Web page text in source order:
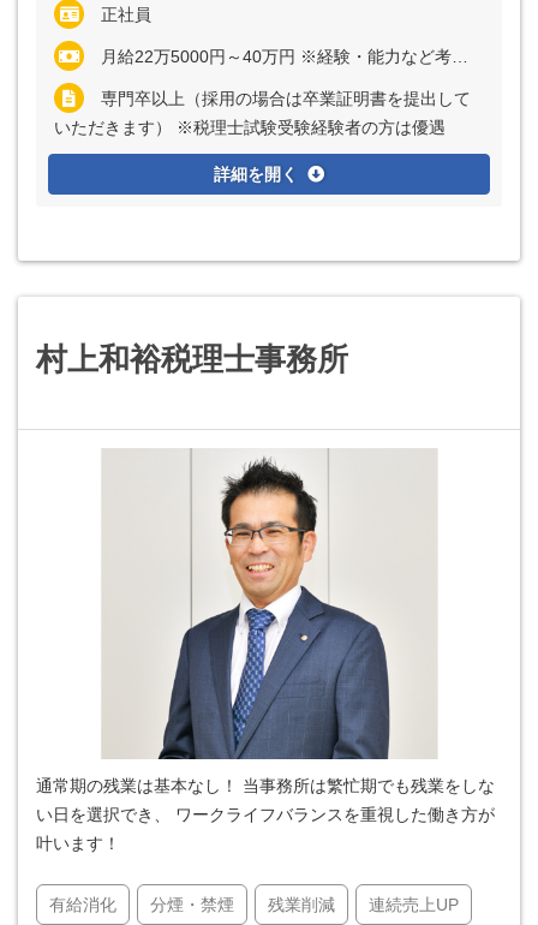
正社員
月給22万5000円～40万円 ※経験・能力など考慮の上、決定いたします ※上記に固定残業代（月20時間分＝3万円～6万円）を含む ※超過分は別途全額支給
専門卒以上（採用の場合は卒業証明書を提出して
いただきます） ※税理士試験受験経験者の方は優遇
詳細を開く
村上和裕税理士事務所
通常期の残業は基本なし！ 当事務所は繁忙期でも残業をしな
い日を選択でき、 ワークライフバランスを重視した働き方が
叶います！
有給消化 分煙・禁煙 残業削減 連続売上UP